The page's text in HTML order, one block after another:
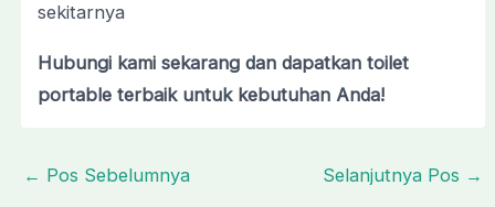
sekitarnya
Hubungi kami sekarang dan dapatkan toilet
portable terbaik untuk kebutuhan Anda!
← Pos Sebelumnya Selanjutnya Pos →